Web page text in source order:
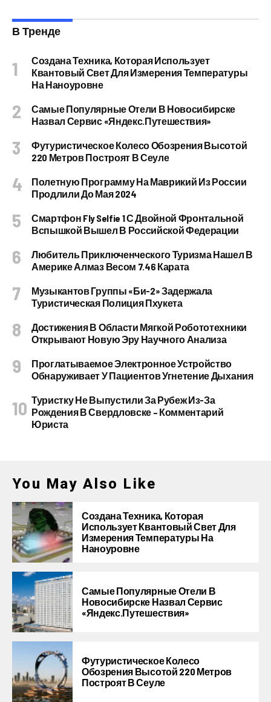
В Тренде
Создана Техника, Которая Использует
Квантовый Свет Для Измерения Температуры
На Наноуровне
Самые Популярные Отели В Новосибирске
Назвал Сервис «Яндекс.Путешествия»
Футуристическое Колесо Обозрения Высотой
220 Метров Построят В Сеуле
Полетную Программу На Маврикий Из России
Продлили До Мая 2024
Смартфон Fly Selfie 1 С Двойной Фронтальной
Вспышкой Вышел В Российской Федерации
Любитель Приключенческого Туризма Нашел В
Америке Алмаз Весом 7.46 Карата
Музыкантов Группы «Би-2» Задержала
Туристическая Полиция Пхукета
Достижения В Области Мягкой Робототехники
Открывают Новую Эру Научного Анализа
Проглатываемое Электронное Устройство
Обнаруживает У Пациентов Угнетение Дыхания
Туристку Не Выпустили За Рубеж Из-За
Рождения В Свердловске – Комментарий
Юриста
You May Also Like
Создана Техника, Которая
Использует Квантовый Свет Для
Измерения Температуры На
Наноуровне
Самые Популярные Отели В
Новосибирске Назвал Сервис
«Яндекс.Путешествия»
Футуристическое Колесо
Обозрения Высотой 220 Метров
Построят В Сеуле